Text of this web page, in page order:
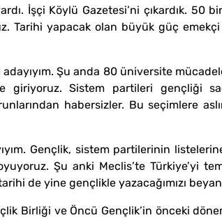
İşçi Köylü Gazetesi’ni çıkardık. 50
Tarihi yapacak olan büyük güç emekçi
Şu anda 80 üniversite
giriyoruz. Sistem partileri gençliği
habersizler. Bu seçimlere
Gençlik, sistem partilerinin
Şu anki Meclis’te Türkiye’yi
de yine gençlikle yazacağımızı
Birliği ve Öncü Gençlik’in önceki